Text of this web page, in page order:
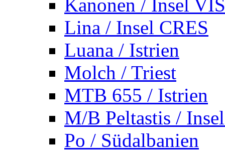
Kanonen / Insel VIS
Lina / Insel CRES
Luana / Istrien
Molch / Triest
MTB 655 / Istrien
M/B Peltastis /
Po / Südalbanien